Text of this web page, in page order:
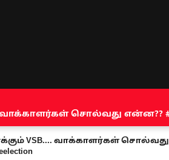
வாக்காளர்கள் சொல்வது என்ன??
VSB.... வாக்காளர்கள் சொல்வது